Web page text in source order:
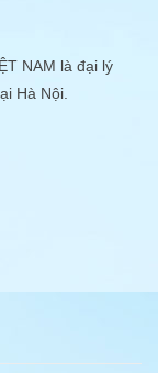
NAM là đại lý
Hà Nội.